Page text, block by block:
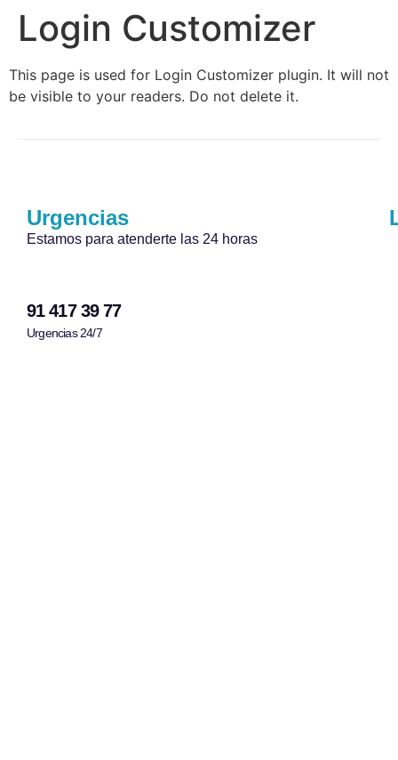
Login Customizer
This page is used for Login Customizer plugin. It will not
be visible to your readers. Do not delete it.
Urgencias
Estamos para atenderte las 24 horas
91 417 39 77
Urgencias 24/7